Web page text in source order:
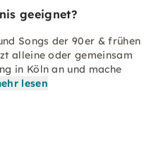
geeignet?
Songs der 90er & frühen
alleine oder gemeinsam
in Köln an und mache
lesen